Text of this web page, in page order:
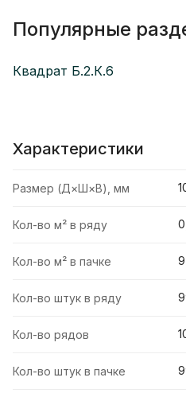
Популярные
Квадрат Б.2.К.6
Характеристики
Размер (Д×Ш×В), мм
Кол-во м² в ряду
Кол-во м² в пачке
Кол-во штук в ряду
Кол-во рядов
Кол-во штук в пачке